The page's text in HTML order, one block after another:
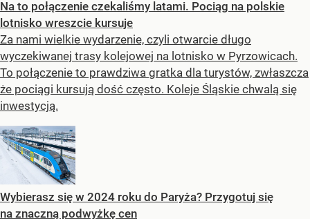
Na to połączenie czekaliśmy latami. Pociąg na polskie
lotnisko wreszcie kursuje
Za nami wielkie wydarzenie, czyli otwarcie długo
wyczekiwanej trasy kolejowej na lotnisko w Pyrzowicach.
To połączenie to prawdziwa gratka dla turystów, zwłaszcza
że pociągi kursują dość często. Koleje Śląskie chwalą się
inwestycją.
Wybierasz się w 2024 roku do Paryża? Przygotuj się
na znaczną podwyżkę cen